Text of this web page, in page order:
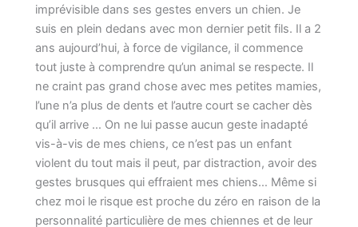
imprévisible dans ses gestes envers un chien. Je
suis en plein dedans avec mon dernier petit fils. Il a 2
ans aujourd’hui, à force de vigilance, il commence
tout juste à comprendre qu’un animal se respecte. Il
ne craint pas grand chose avec mes petites mamies,
l’une n’a plus de dents et l’autre court se cacher dès
qu’il arrive … On ne lui passe aucun geste inadapté
vis-à-vis de mes chiens, ce n’est pas un enfant
violent du tout mais il peut, par distraction, avoir des
gestes brusques qui effraient mes chiens… Même si
chez moi le risque est proche du zéro en raison de la
personnalité particulière de mes chiennes et de leur